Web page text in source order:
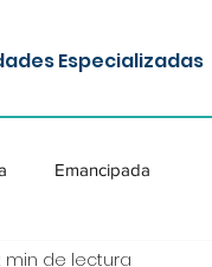
Especializadas
Emancipada
min de lectura